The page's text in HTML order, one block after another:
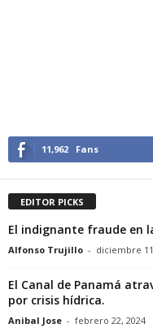
11,962 Fans
EDITOR PICKS
El indignante fraude en
Alfonso Trujillo - diciembre
El Canal de Panamá
por crisis hídrica.
Anibal Jose - febrero 22, 2024